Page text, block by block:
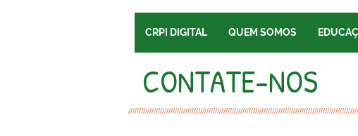
CRPI DIGITAL QUEM SOMOS
CONTATE-NOS